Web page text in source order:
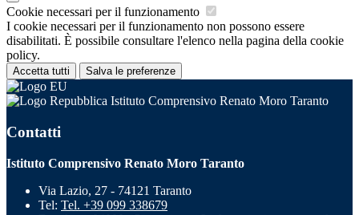
Cookie necessari per il funzionamento
I cookie necessari per il funzionamento non possono essere
disabilitati. È possibile consultare l'elenco nella pagina della cookie
policy.
Accetta tutti Salva le preferenze
Istituto Comprensivo Renato Moro Taranto
Contatti
Istituto Comprensivo Renato Moro Taranto
Via Lazio, 27 - 74121 Taranto
Tel: Tel. +39 099 338679